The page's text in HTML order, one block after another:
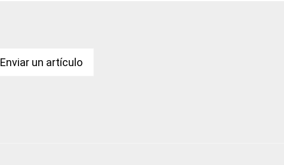
Enviar un artículo